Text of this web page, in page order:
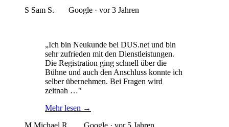
S Sam S. Google · vor 3 Jahren
„Ich bin Neukunde bei DUS.net und bin
sehr zufrieden mit den Dienstleistungen.
Die Registration ging schnell über die
Bühne und auch den Anschluss konnte ich
selber übernehmen. Bei Fragen wird
zeitnah …"
Mehr lesen →
M Michael R. Google · vor 5 Jahren